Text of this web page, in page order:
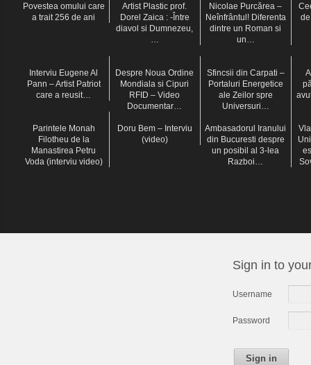
Povestea omului care
a trait 256 de ani
Artist Plastic prof.
Dorel Zaica : -Între
diavol si Dumnezeu,
Nicolae Purcărea –
Neînfrântul! Diferenta
dintre un Roman si
un…
Interviu Eugene Al
Pann – Artist Patriot
care a reusit…
Despre Noua Ordine
Mondiala si Cipuri
RFID – Video
Documentar…
Sfincsii din Carpati –
Portaluri Energetice
ale Zeilor spre
Universuri…
Parintele Monah
Filotheu de la
Manastirea Petru
Voda (interviu video)
Doru Bem – Interviu
(video)
Ambasadorul Iranului
din Bucuresti despre
un posibil al 3-lea
Razboi…
Sign in to
Username
Password
Sign in